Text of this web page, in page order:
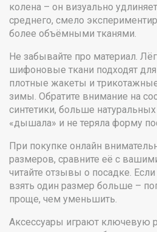
колена – он визуально
среднего, смело
более объёмными тканями.
Не забывайте про материал.
шифоновые ткани подходят
плотные жакеты и
зимы. Обратите внимание на
синтетики, больше
«дышала» и не теряла форму
При покупке онлайн
размеров, сравните её с
читайте отзывы о посадке.
взять один размер больше –
проще, чем уменьшить.
Аксессуары играют ключевую